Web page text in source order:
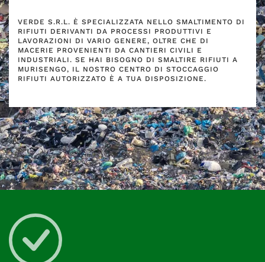
VERDE S.R.L. È SPECIALIZZATA NELLO SMALTIMENTO DI
RIFIUTI DERIVANTI DA PROCESSI PRODUTTIVI E
LAVORAZIONI DI VARIO GENERE, OLTRE CHE DI
MACERIE PROVENIENTI DA CANTIERI CIVILI E
INDUSTRIALI. SE HAI BISOGNO DI SMALTIRE RIFIUTI A
MURISENGO, IL NOSTRO CENTRO DI STOCCAGGIO
RIFIUTI AUTORIZZATO È A TUA DISPOSIZIONE.